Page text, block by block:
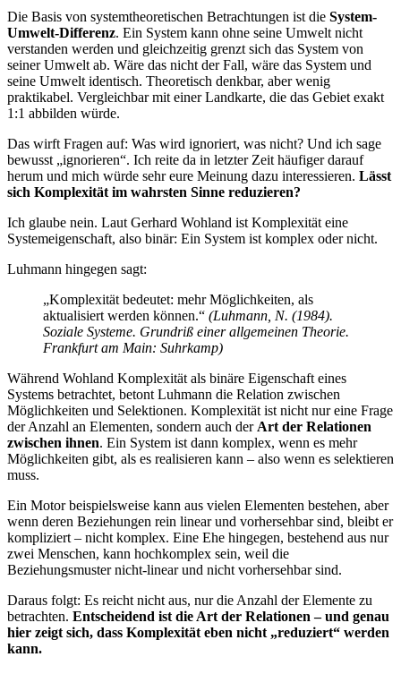
Die Basis von systemtheoretischen Betrachtungen ist die System-
Umwelt-Differenz. Ein System kann ohne seine Umwelt nicht
verstanden werden und gleichzeitig grenzt sich das System von
seiner Umwelt ab. Wäre das nicht der Fall, wäre das System und
seine Umwelt identisch. Theoretisch denkbar, aber wenig
praktikabel. Vergleichbar mit einer Landkarte, die das Gebiet exakt
1:1 abbilden würde.
Das wirft Fragen auf: Was wird ignoriert, was nicht? Und ich sage
bewusst „ignorieren“. Ich reite da in letzter Zeit häufiger darauf
herum und mich würde sehr eure Meinung dazu interessieren. Lässt
sich Komplexität im wahrsten Sinne reduzieren?
Ich glaube nein. Laut Gerhard Wohland ist Komplexität eine
Systemeigenschaft, also binär: Ein System ist komplex oder nicht.
Luhmann hingegen sagt:
„Komplexität bedeutet: mehr Möglichkeiten, als
aktualisiert werden können.“ (Luhmann, N. (1984).
Soziale Systeme. Grundriß einer allgemeinen Theorie.
Frankfurt am Main: Suhrkamp)
Während Wohland Komplexität als binäre Eigenschaft eines
Systems betrachtet, betont Luhmann die Relation zwischen
Möglichkeiten und Selektionen. Komplexität ist nicht nur eine Frage
der Anzahl an Elementen, sondern auch der Art der Relationen
zwischen ihnen. Ein System ist dann komplex, wenn es mehr
Möglichkeiten gibt, als es realisieren kann – also wenn es selektieren
muss.
Ein Motor beispielsweise kann aus vielen Elementen bestehen, aber
wenn deren Beziehungen rein linear und vorhersehbar sind, bleibt er
kompliziert – nicht komplex. Eine Ehe hingegen, bestehend aus nur
zwei Menschen, kann hochkomplex sein, weil die
Beziehungsmuster nicht-linear und nicht vorhersehbar sind.
Daraus folgt: Es reicht nicht aus, nur die Anzahl der Elemente zu
betrachten. Entscheidend ist die Art der Relationen – und genau
hier zeigt sich, dass Komplexität eben nicht „reduziert“ werden
kann.